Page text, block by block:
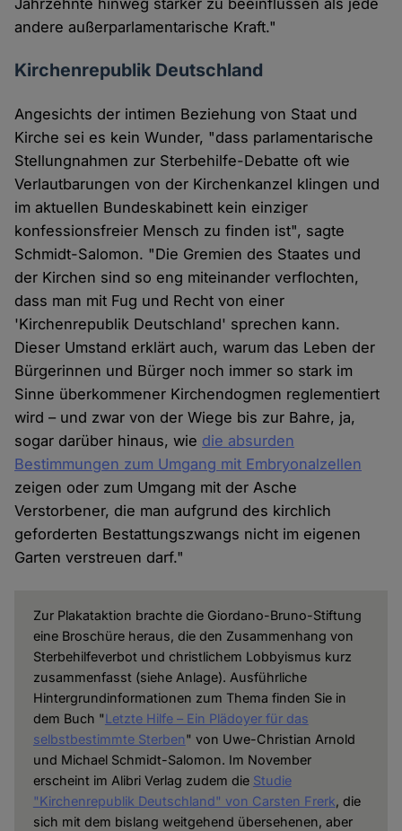
Jahrzehnte hinweg stärker zu beeinflussen als jede
andere außerparlamentarische Kraft."
Kirchenrepublik Deutschland
Angesichts der intimen Beziehung von Staat und
Kirche sei es kein Wunder, "dass parlamentarische
Stellungnahmen zur Sterbehilfe-Debatte oft wie
Verlautbarungen von der Kirchenkanzel klingen und
im aktuellen Bundeskabinett kein einziger
konfessionsfreier Mensch zu finden ist", sagte
Schmidt-Salomon. "Die Gremien des Staates und
der Kirchen sind so eng miteinander verflochten,
dass man mit Fug und Recht von einer
'Kirchenrepublik Deutschland' sprechen kann.
Dieser Umstand erklärt auch, warum das Leben der
Bürgerinnen und Bürger noch immer so stark im
Sinne überkommener Kirchendogmen reglementiert
wird – und zwar von der Wiege bis zur Bahre, ja,
sogar darüber hinaus, wie die absurden
Bestimmungen zum Umgang mit Embryonalzellen
zeigen oder zum Umgang mit der Asche
Verstorbener, die man aufgrund des kirchlich
geforderten Bestattungszwangs nicht im eigenen
Garten verstreuen darf."
Zur Plakataktion brachte die Giordano-Bruno-Stiftung
eine Broschüre heraus, die den Zusammenhang von
Sterbehilfeverbot und christlichem Lobbyismus kurz
zusammenfasst (siehe Anlage). Ausführliche
Hintergrundinformationen zum Thema finden Sie in
dem Buch "Letzte Hilfe – Ein Plädoyer für das
selbstbestimmte Sterben" von Uwe-Christian Arnold
und Michael Schmidt-Salomon. Im November
erscheint im Alibri Verlag zudem die Studie
"Kirchenrepublik Deutschland" von Carsten Frerk, die
sich mit dem bislang weitgehend übersehenen, aber